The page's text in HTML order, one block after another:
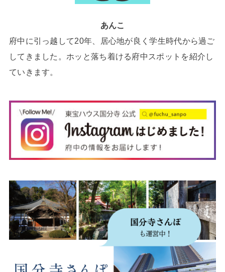
あんこ
府中に引っ越して20年、居心地が良く学生時代から過ご
してきました。ホッと落ち着ける府中スポットを紹介し
ていきます。